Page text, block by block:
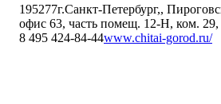
195277г.Санкт-Петербург,,
офис 63, часть помещ. 12-Н, ком. 29,
8 495 424-84-44www.chitai-gorod.ru/